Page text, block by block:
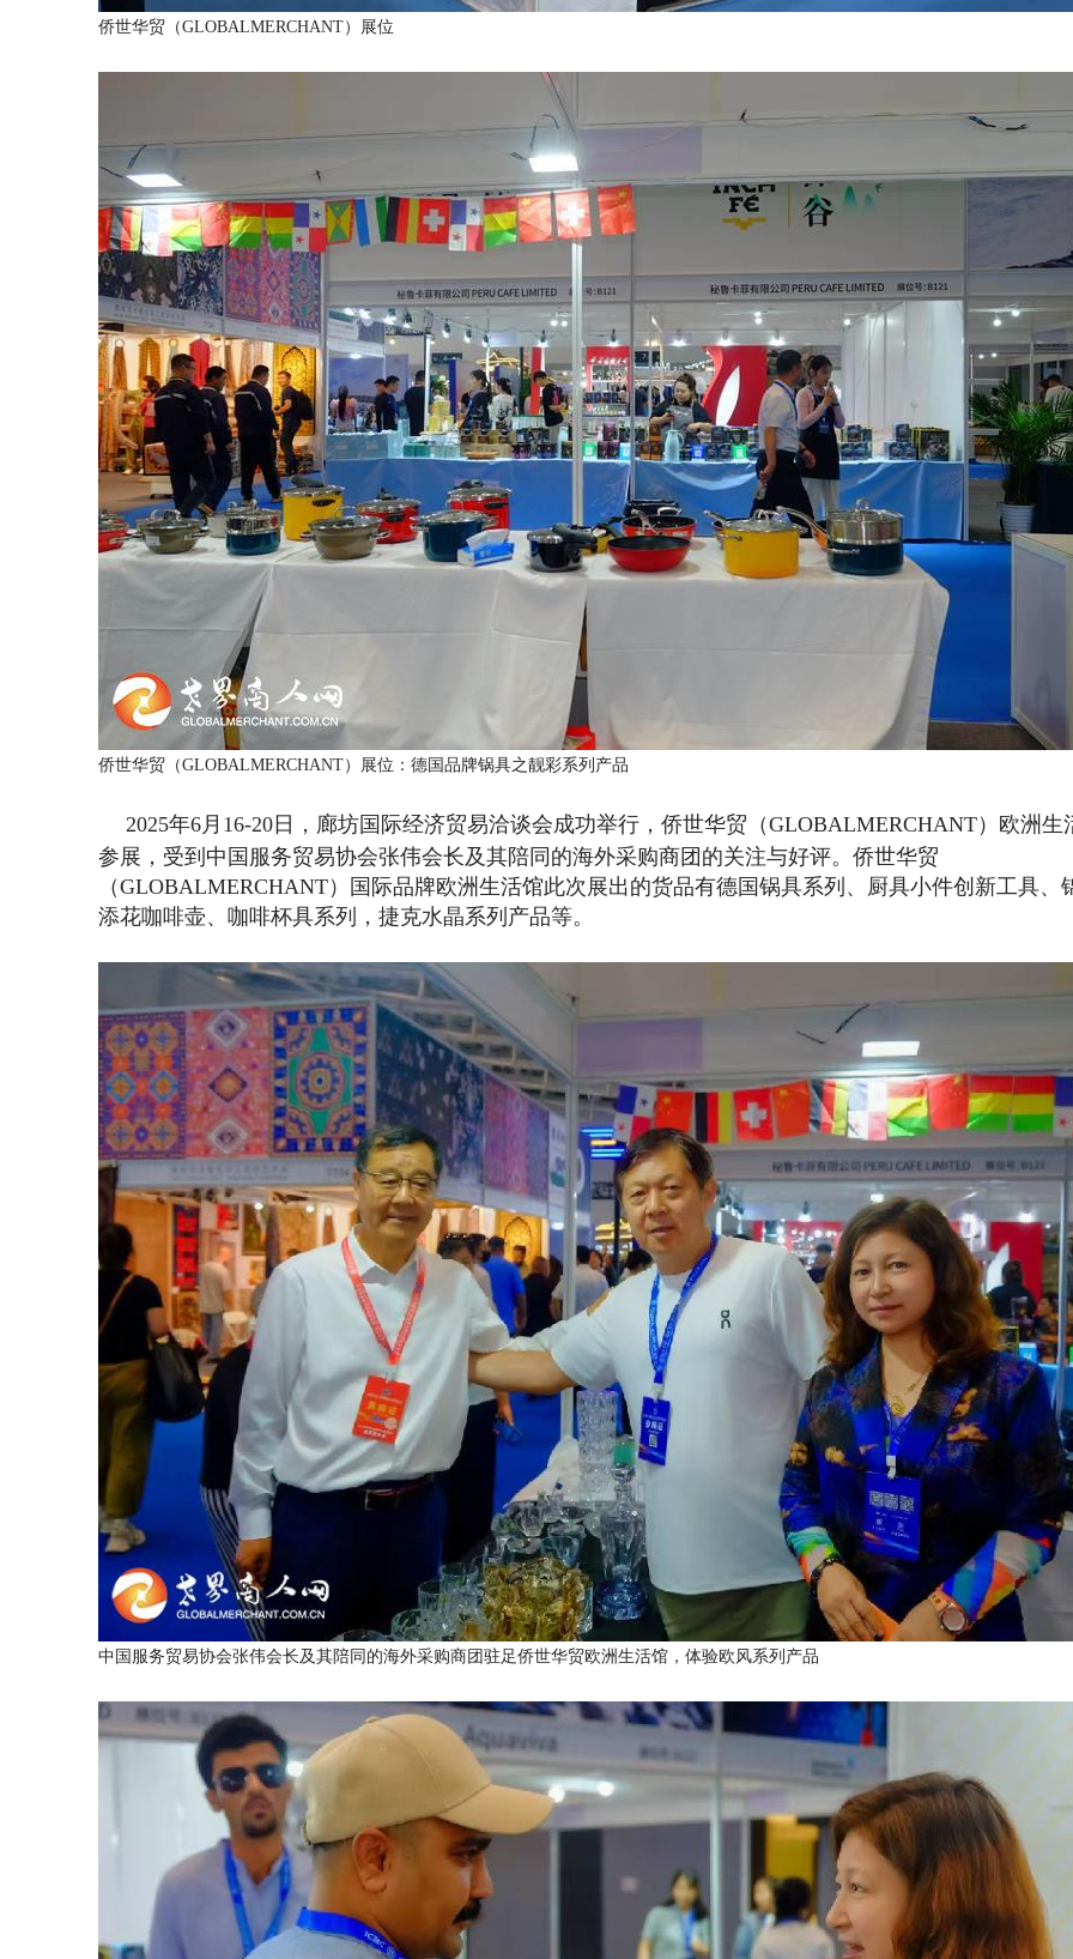
侨世华贸（GLOBALMERCHANT）展位
侨世华贸（GLOBALMERCHANT）展位：德国品牌锅具之靓彩系列产品
2025年6月16-20日，廊坊国际经济贸易洽谈会成功举行，侨世华贸（GLOBALMERCHANT）欧洲生
参展，受到 中国服务贸易协会张伟会长及其陪同的海外采购商团的关注与好评。侨世华贸
（GLOBALMERCHANT）国际品牌欧洲生活馆此次展出的货品有德国锅具系列、厨具小件创新工具、
添花咖啡壶、咖啡杯具系列，捷克水晶系列产品等。
中国服务贸易协会张伟会长及其陪同的海外采购商团驻足侨世华贸欧洲生活馆，体验欧风系列产品